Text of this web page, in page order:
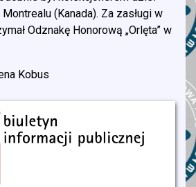
(Kanada). Za zasługi w
Odznakę Honorową „Orlęta” w
Kobus